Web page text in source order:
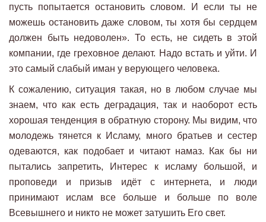
пусть попытается остановить словом. И если ты не
можешь остановить даже словом, ты хотя бы сердцем
должен быть недоволен». То есть, не сидеть в этой
компании, где греховное делают. Надо встать и уйти. И
это самый слабый иман у верующего человека.
К сожалению, ситуация такая, но в любом случае мы
знаем, что как есть деградация, так и наоборот есть
хорошая тенденция в обратную сторону. Мы видим, что
молодежь тянется к Исламу, много братьев и сестер
одеваются, как подобает и читают намаз. Как бы ни
пытались запретить, Интерес к исламу большой, и
проповеди и призыв идёт с интернета, и люди
принимают ислам все больше и больше по воле
Всевышнего и никто не может затушить Его свет.